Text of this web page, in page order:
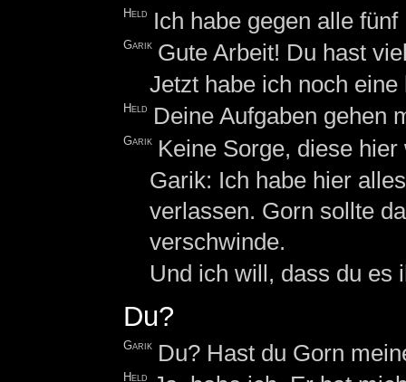
Held Ich habe gegen alle
Garik Gute Arbeit! Du hast
Jetzt habe ich noch
Held Deine Aufgaben gehen
Garik Keine Sorge, diese
Garik: Ich habe hier
verlassen. Gorn sollte
verschwinde.
Und ich will, dass du es
Du?
Garik Du? Hast du Gorn
Held